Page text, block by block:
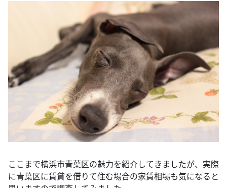
ここまで横浜市青葉区の魅力を紹介してきましたが、実際
に青葉区に賃貸を借りて住む場合の家賃相場も気になると